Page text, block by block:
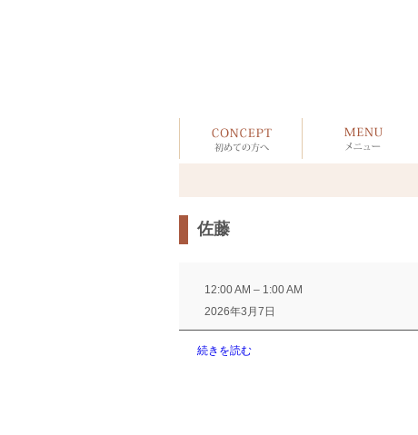
佐藤
12:00 AM – 1:00 AM
2026年3月7日
続きを読む